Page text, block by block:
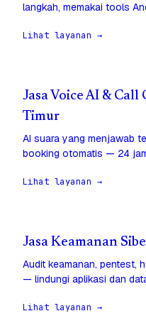
langkah, memakai tools
Lihat layanan →
Jasa Voice AI &
Timur
AI suara yang menjawab
booking otomatis — 24
Lihat layanan →
Jasa Keamanan
Audit keamanan, pentest,
— lindungi aplikasi dan
Lihat layanan →